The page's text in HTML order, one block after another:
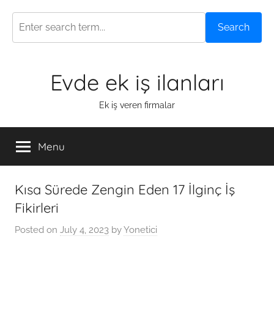
Search
Evde ek iş ilanları
Ek iş veren firmalar
Menu
Kısa Sürede Zengin Eden 17 İlginç İş
Fikirleri
Posted on July 4, 2023 byYonetici